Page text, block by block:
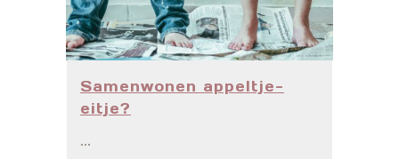
Samenwonen appeltje-
eitje?
...